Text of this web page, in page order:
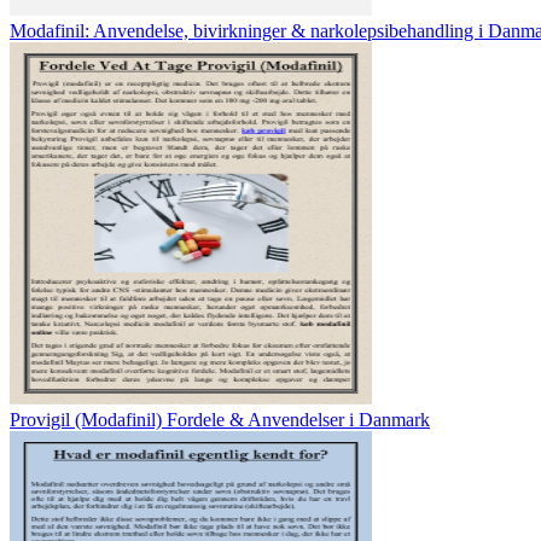
Modafinil: Anvendelse, bivirkninger & narkolepsibehandling i
Provigil (Modafinil) Fordele & Anvendelser i Danmark